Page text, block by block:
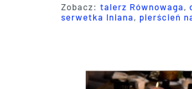
Zobacz: talerz Równowaga,
serwetka lniana, pierścień